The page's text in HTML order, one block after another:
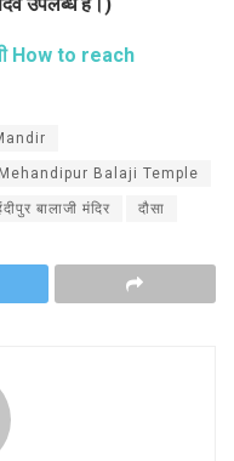
How to reach
Mehandipur Balaji Temple
बालाजी मंदिर दौसा